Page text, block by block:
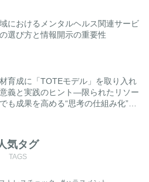
におけるメンタルヘルス関連サービ
選び方と情報開示の重要性
育成に「TOTEモデル」を取り入れ
義と実践のヒント―限られたリソー
も成果を高める“思考の仕組み化”と
気タグ
TAGS